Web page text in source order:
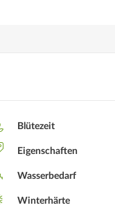
Blütezeit
Eigenschaften
Wasserbedarf
Winterhärte